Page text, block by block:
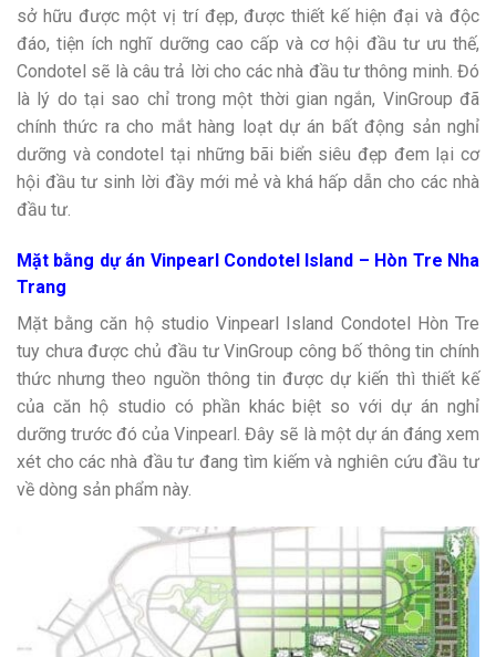
sở hữu được một vị trí đẹp, được thiết kế hiện đại và độc
đáo, tiện ích nghĩ dưỡng cao cấp và cơ hội đầu tư ưu thế,
Condotel sẽ là câu trả lời cho các nhà đầu tư thông minh. Đó
là lý do tại sao chỉ trong một thời gian ngắn, VinGroup đã
chính thức ra cho mắt hàng loạt dự án bất động sản nghỉ
dưỡng và condotel tại những bãi biển siêu đẹp đem lại cơ
hội đầu tư sinh lời đầy mới mẻ và khá hấp dẫn cho các nhà
đầu tư.
Mặt bằng dự án Vinpearl Condotel Island – Hòn Tre Nha
Trang
Mặt bằng căn hộ studio Vinpearl Island Condotel Hòn Tre
tuy chưa được chủ đầu tư VinGroup công bố thông tin chính
thức nhưng theo nguồn thông tin được dự kiến thì thiết kế
của căn hộ studio có phần khác biệt so với dự án nghỉ
dưỡng trước đó của Vinpearl. Đây sẽ là một dự án đáng xem
xét cho các nhà đầu tư đang tìm kiếm và nghiên cứu đầu tư
về dòng sản phẩm này.